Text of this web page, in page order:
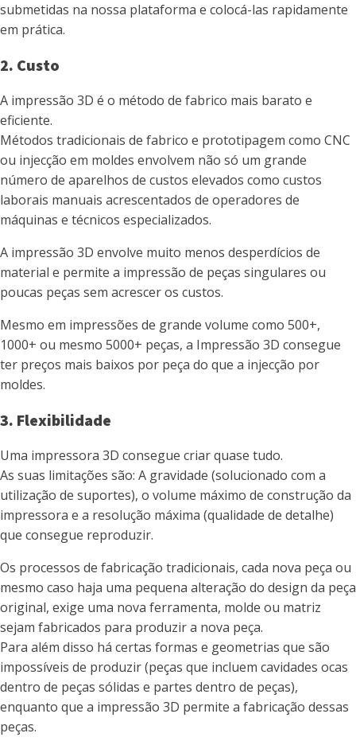
submetidas na nossa plataforma e colocá-las rapidamente
em prática.
2. Custo
A impressão 3D é o método de fabrico mais barato e
eficiente.
Métodos tradicionais de fabrico e prototipagem como CNC
ou injecção em moldes envolvem não só um grande
número de aparelhos de custos elevados como custos
laborais manuais acrescentados de operadores de
máquinas e técnicos especializados.
A impressão 3D envolve muito menos desperdícios de
material e permite a impressão de peças singulares ou
poucas peças sem acrescer os custos.
Mesmo em impressões de grande volume como 500+,
1000+ ou mesmo 5000+ peças, a Impressão 3D consegue
ter preços mais baixos por peça do que a injecção por
moldes.
3. Flexibilidade
Uma impressora 3D consegue criar quase tudo.
As suas limitações são: A gravidade (solucionado com a
utilização de suportes), o volume máximo de construção da
impressora e a resolução máxima (qualidade de detalhe)
que consegue reproduzir.
Os processos de fabricação tradicionais, cada nova peça ou
mesmo caso haja uma pequena alteração do design da peça
original, exige uma nova ferramenta, molde ou matriz
sejam fabricados para produzir a nova peça.
Para além disso há certas formas e geometrias que são
impossíveis de produzir (peças que incluem cavidades ocas
dentro de peças sólidas e partes dentro de peças),
enquanto que a impressão 3D permite a fabricação dessas
peças.